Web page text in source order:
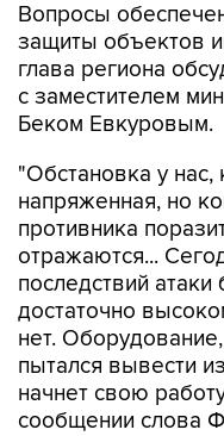
Вопросы
защиты объектов
глава региона
с заместителем
Беком Евкуровым.
"Обстановка у нас,
напряженная, но
противника
отражаются...
последствий
достаточно
нет.
пытался вывести
начнет свою
сообщении слова